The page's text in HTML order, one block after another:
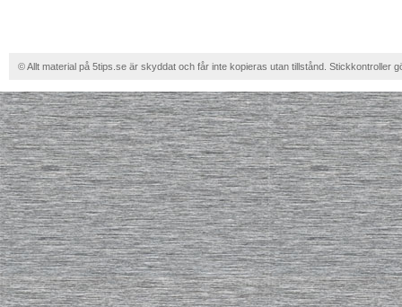
© Allt material på 5tips.se är skyddat och får inte kopieras utan tillstånd. Stickkontroller